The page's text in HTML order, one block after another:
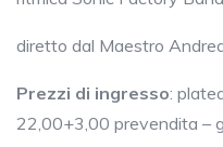
diretto dal Maestro
Prezzi di ingresso:
22,00+3,00 prevendita –